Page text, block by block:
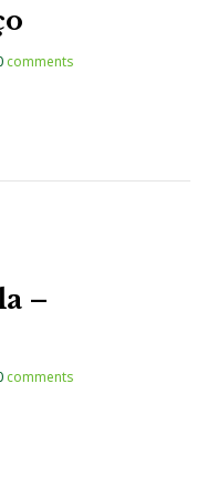
comments
–
comments